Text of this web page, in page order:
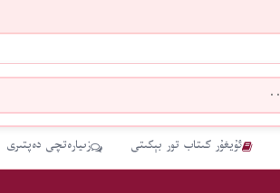
ئۇيغۇر كىتاب تور بېكىتى زىيارەتچى دەپتىرى